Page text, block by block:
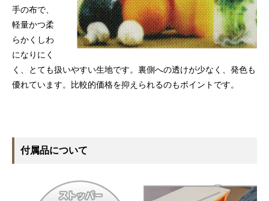
手の布で、
軽量かつ柔
らかくしわ
になりにく
く、とても扱いやすい生地です。裏側への透けが少なく、発色も
優れています。比較的価格を抑えられるのもポイントです。
付属品について